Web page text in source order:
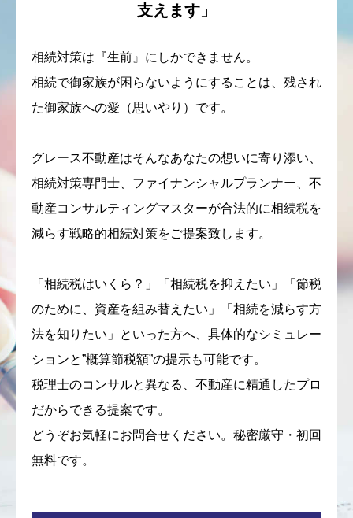
支えます」
相続対策は『生前』にしかできません。
相続で御家族が困らないようにすることは、残され
た御家族への愛（思いやり）です。
グレース不動産はそんなあなたの想いに寄り添い、
相続対策専門士、ファイナンシャルプランナー、不
動産コンサルティングマスターが合法的に相続税を
減らす戦略的相続対策をご提案致します。
「相続税はいくら？」「相続税を抑えたい」「節税
のために、資産を組み替えたい」「相続を減らす方
法を知りたい」といった方へ、具体的なシミュレー
ションと”概算節税額”の提示も可能です。
税理士のコンサルと異なる、不動産に精通したプロ
だからできる提案です。
どうぞお気軽にお問合せください。秘密厳守・初回
無料です。